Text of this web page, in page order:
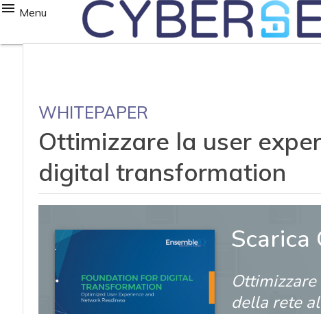
Menu
WHITEPAPER
Ottimizzare la user
digital transformation
della rete